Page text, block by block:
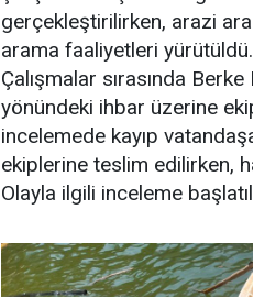
gerçekleştirilirken, arazi
arama faaliyetleri yürütüldü.
Çalışmalar sırasında
yönündeki ihbar üzerine
incelemede kayıp
ekiplerine teslim edilirken,
Olayla ilgili inceleme